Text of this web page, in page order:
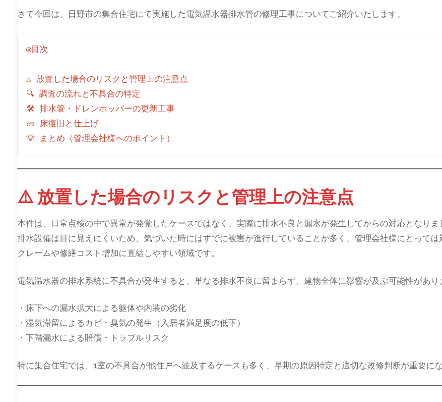
さて今回は、日野市の集合住宅にて実施した電気温水器排水管の修理工事についてご紹介いたします。
◎目次
⚠️ 放置した場合のリスクと管理上の注意点
🔍 調査の流れと不具合の特定
🛠 排水管・ドレンホッパーの更新工事
🧱 床復旧と仕上げ
💡 まとめ（管理会社様へのポイント）
⚠️ 放置した場合のリスクと管理上の注意点
本件は、日常点検の中で異常が発覚したケースではなく、実際に排水不良と漏水が発生してからの対応となりま
排水設備は目に見えにくいため、気づいた時にはすでに被害が進行していることが多く、管理会社様にとっては
クレームや修繕コスト増加に直結しやすい領域です。
電気温水器の排水系統に不具合が発生すると、単なる排水不良に留まらず、建物全体に影響が及ぶ可能性があり
・床下への漏水拡大による躯体や内装の劣化
・湿気滞留によるカビ・臭気の発生（入居者満足度の低下）
・下階漏水による賠償・トラブルリスク
特に集合住宅では、1室の不具合が他住戸へ波及するケースも多く、早期の原因特定と適切な改修判断が重要にな